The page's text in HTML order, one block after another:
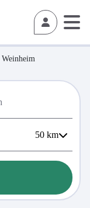
Weinheim
50 km